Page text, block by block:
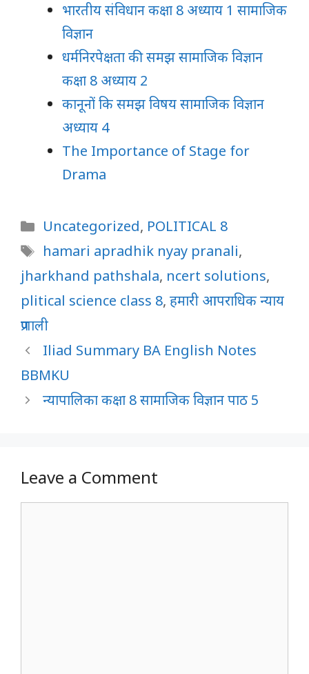
भारतीय संविधान कक्षा 8 अध्याय 1 सामाजिक
विज्ञान
धर्मनिरपेक्षता की समझ सामाजिक विज्ञान
कक्षा 8 अध्याय 2
कानूनों कि समझ विषय सामाजिक विज्ञान
अध्याय 4
The Importance of Stage for
Drama
Categories
Uncategorized, POLITICAL 8
Tags
hamari apradhik nyay pranali,
jharkhand pathshala, ncert solutions,
plitical science class 8, हमारी आपराधिक न्याय
प्रणाली
Iliad Summary BA English Notes
BBMKU
न्यापालिका कक्षा 8 सामाजिक विज्ञान पाठ 5
Leave a Comment